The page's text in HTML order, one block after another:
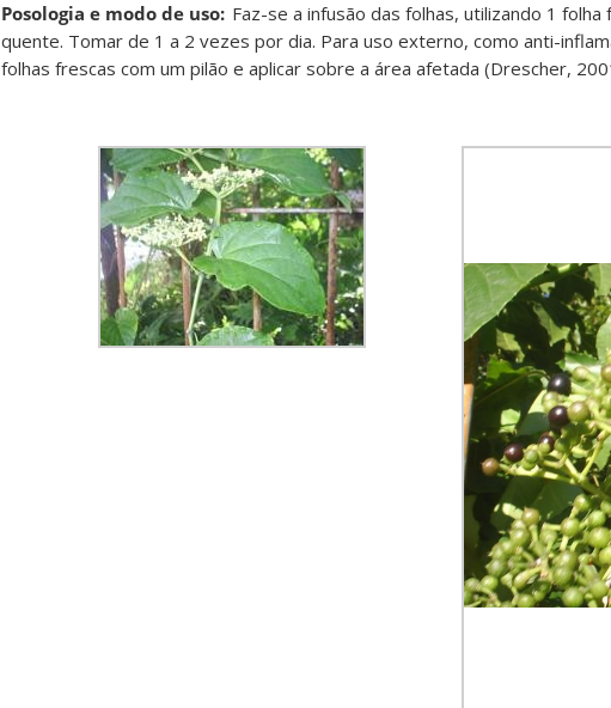
Posologia e modo de uso: Faz-se a infusão das folhas, utilizando 1
quente. Tomar de 1 a 2 vezes por dia. Para uso externo, como anti-
folhas frescas com um pilão e aplicar sobre a área afetada (Drescher,